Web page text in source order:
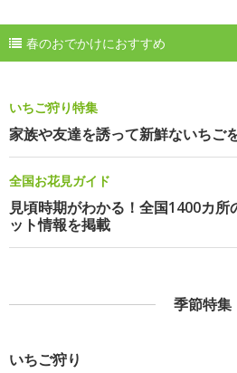
春のおでかけにおすすめ
いちご狩り特集
家族や友達を誘って新鮮ないちご
全国お花見ガイド
見頃時期がわかる！全国1400カ
ット情報を掲載
季節特集
いちご狩り